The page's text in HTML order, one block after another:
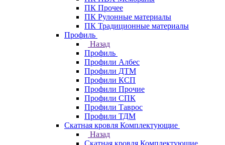
ПК Прочее
ПК Рулонные материалы
ПК Традиционные материалы
Профиль
Назад
Профиль
Профили Албес
Профили ДТМ
Профили КСП
Профили Прочие
Профили СПК
Профили Таврос
Профили ТДМ
Скатная кровля Комплектующие
Назад
Скатная кровля Комплектующие